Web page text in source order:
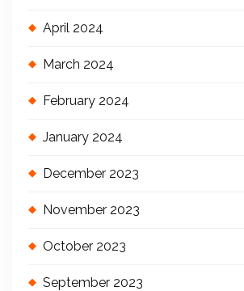
April 2024
March 2024
February 2024
January 2024
December 2023
November 2023
October 2023
September 2023